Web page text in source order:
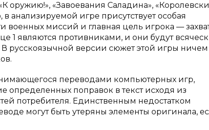
оружию!», «Завоевания Саладина»,
анализируемой игре присутствует особая
военных миссий и главная цель игрока —
1 являются противниками, и они будут
В русскоязычной версии сюжет этой игры
переводами компьютерных игр,
определенных поправок в текст исходя из
потребителя. Единственным недостатком
могут быть утеряны элементы оригинала,